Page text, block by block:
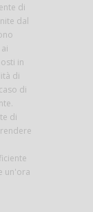
di
dal
in
di
di
di
un'ora